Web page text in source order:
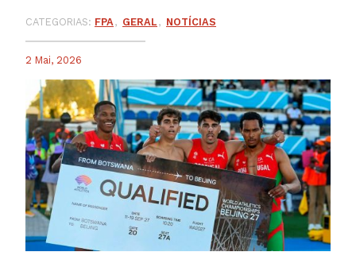
CATEGORIAS: FPA GERAL NOTÍCIAS
2 Mai, 2026